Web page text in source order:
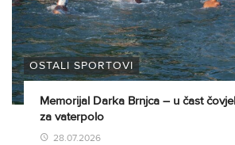
OSTALI SPORTOVI
Memorijal Darka Brnjca – u čast
za vaterpolo
28.07.2026